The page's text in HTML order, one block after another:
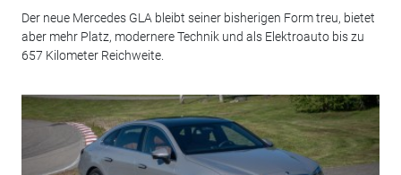
Der neue Mercedes GLA bleibt seiner bisherigen Form treu, bietet
aber mehr Platz, modernere Technik und als Elektroauto bis zu
657 Kilometer Reichweite.